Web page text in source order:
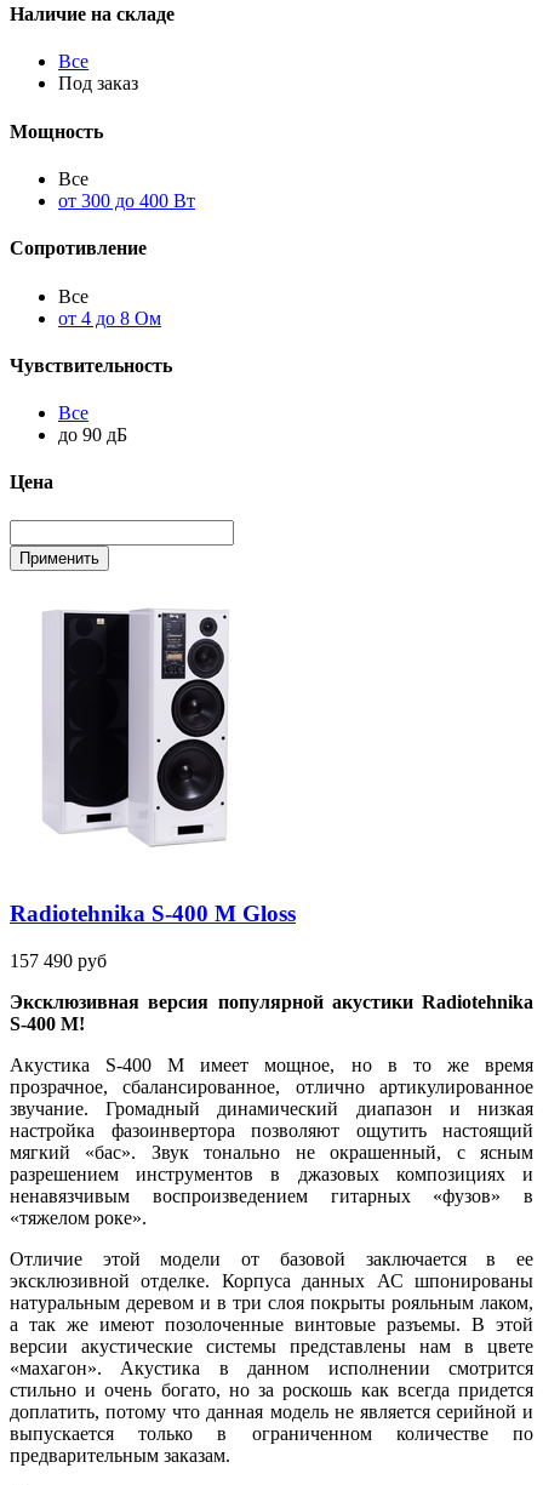
Наличие на складе
Все
Под заказ
Мощность
Все
от 300 до 400 Вт
Сопротивление
Все
от 4 до 8 Ом
Чувствительность
Все
до 90 дБ
Цена
Radiotehnika S-400 M Gloss
157 490 руб
Эксклюзивная версия популярной акустики Radiotehnika
S-400 M!
Акустика S-400 M имеет мощное, но в то же время
прозрачное, сбалансированное, отлично артикулированное
звучание. Громадный динамический диапазон и низкая
настройка фазоинвертора позволяют ощутить настоящий
мягкий «бас». Звук тонально не окрашенный, с ясным
разрешением инструментов в джазовых композициях и
ненавязчивым воспроизведением гитарных «фузов» в
«тяжелом роке».
Отличие этой модели от базовой заключается в ее
эксклюзивной отделке. Корпуса данных АС шпонированы
натуральным деревом и в три слоя покрыты рояльным лаком,
а так же имеют позолоченные винтовые разъемы. В этой
версии акустические системы представлены нам в цвете
«махагон». Акустика в данном исполнении смотрится
стильно и очень богато, но за роскошь как всегда придется
доплатить, потому что данная модель не является серийной и
выпускается только в ограниченном количестве по
предварительным заказам.